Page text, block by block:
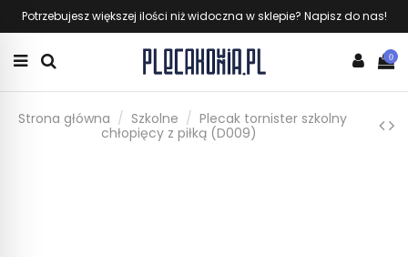
Potrzebujesz większej ilości niż widoczna w sklepie? Napisz do nas!
0
Strona główna Szkolne
Plecak tornister szkolny
chłopięcy z piłką (D009)